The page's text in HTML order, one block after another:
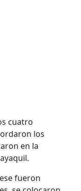
cuatro
los
en la
fueron